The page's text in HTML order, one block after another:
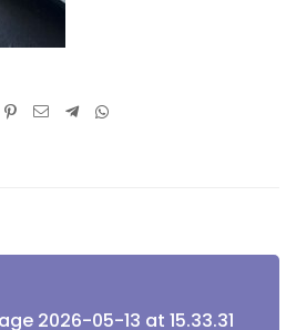
2026-05-13 at 15.33.31